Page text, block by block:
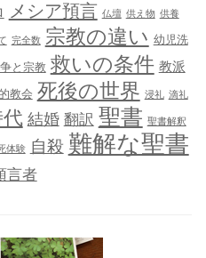
メシア預言 仏壇 供え物 供養
完全数 宗教の違い 幼児洗
と宗教 救いの条件 教派
教会 死後の世界 浸礼 滴礼
結婚 翻訳 聖書 聖書解釈
体験 自殺 難解な聖書
言者